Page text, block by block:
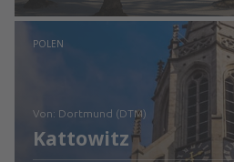
Prüfe die Einzelheiten
POLEN
von: Dortmund (DTM)
Kattowitz